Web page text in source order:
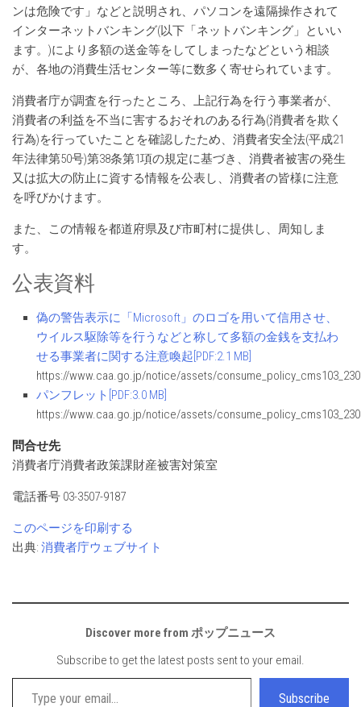
ンは危険です」などと説明され、パソコンを遠隔操作されて
インターネットバンキング(以下「ネットバンキング」といい
ます。)により多額の送金等をしてしまったなどという相談
が、各地の消費生活センター等に数多く寄せられています。
消費者庁が調査を行ったところ、上記行為を行う事業者が、
消費者の利益を不当に害するおそれのある行為(消費者を欺く
行為)を行っていたことを確認したため、消費者安全法(平成21
年法律第50号)第38条第1項の規定に基づき、消費者被害の発生
又は拡大の防止に資する情報を公表し、消費者の皆様に注意
を呼びかけます。
また、この情報を都道府県及び市町村に提供し、周知しま
す。
公表資料
偽の警告表示に「Microsoft」のロゴを用いて信用させ、
ウイルス駆除等を行うなどと称して多額の金銭を支払わ
せる事業者に関する注意喚起[PDF:2.1 MB]
https://www.caa.go.jp/notice/assets/
パンフレット[PDF:3.0 MB]
https://www.caa.go.jp/notice/assets/
問合せ先
消費者庁消費者政策課財産被害対策室
電話番号 03-3507-9187
このページを印刷する
出典: 消費者庁ウェブサイト
Discover more from ポップニュース
Subscribe to get the latest posts sent to your email.
Type your email…
Subscribe